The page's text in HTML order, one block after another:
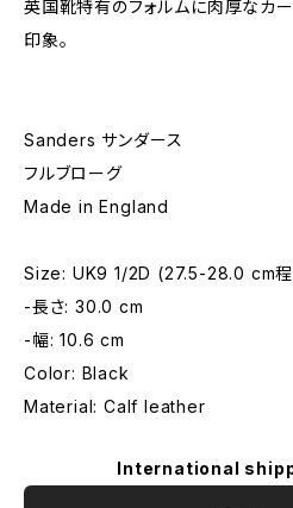
英国靴特有のフォルムに肉厚なカ
印象。
Sanders サンダース
フルブローグ
Made in England
Size: UK9 1/2D (27.5-28.0 cm
-長さ: 30.0 cm
-幅: 10.6 cm
Color: Black
Material: Calf leather
International